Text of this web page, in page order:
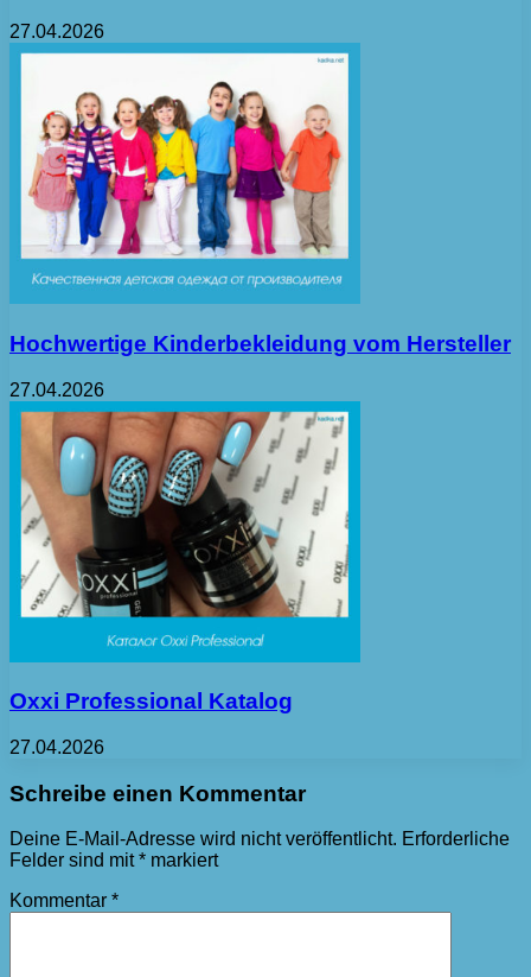
27.04.2026
Hochwertige Kinderbekleidung vom Hersteller
27.04.2026
Oxxi Professional Katalog
27.04.2026
Schreibe einen Kommentar
Deine E-Mail-Adresse wird nicht veröffentlicht. Erforderliche
Felder sind mit* markiert
Kommentar *